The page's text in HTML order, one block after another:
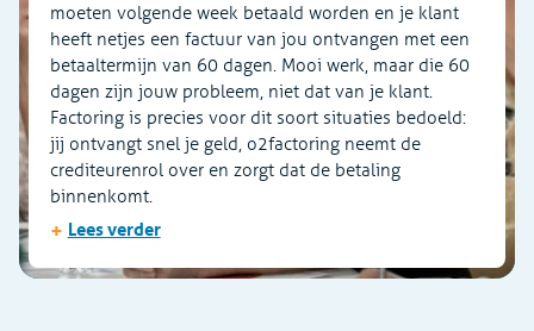
moeten volgende week betaald worden en je klant
heeft netjes een factuur van jou ontvangen met een
betaaltermijn van 60 dagen. Mooi werk, maar die 60
dagen zijn jouw probleem, niet dat van je klant.
Factoring is precies voor dit soort situaties bedoeld:
jij ontvangt snel je geld, o2factoring neemt de
crediteurenrol over en zorgt dat de betaling
binnenkomt.
+ Lees verder